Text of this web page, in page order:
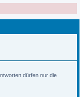
e
dürfen nur die